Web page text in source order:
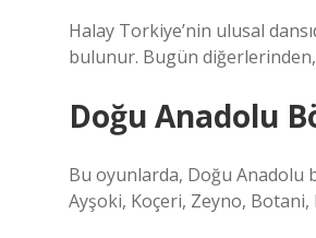
Halay Torkiye’nin ulusal
bulunur. Bugün
Doğu Anadolu
Bu oyunlarda, Doğu Anadolu
Ayşoki, Koçeri, Zeyno,